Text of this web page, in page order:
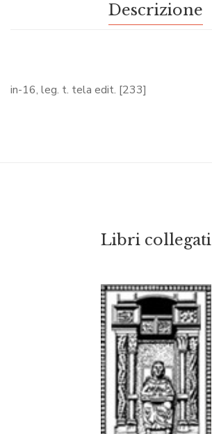
Descrizione
in-16, leg. t. tela edit. [233]
Libri collegati